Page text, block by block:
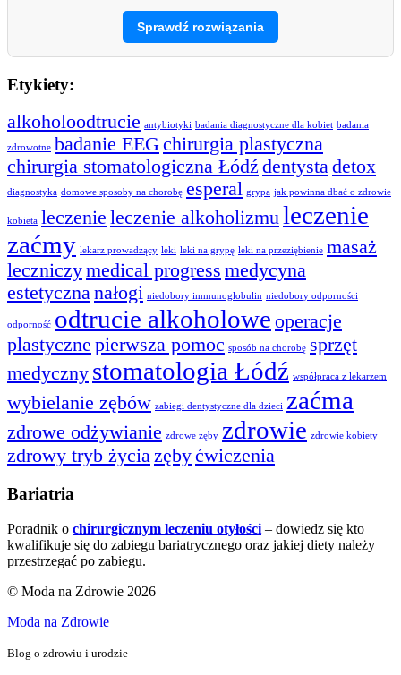
Sprawdź rozwiązania
Etykiety:
alkoholoodtrucie antybiotyki badania diagnostyczne dla kobiet badania
zdrowotne badanie EEGchirurgia plastyczna
chirurgia stomatologiczna Łódź dentystadetox
diagnostyka domowe sposoby na chorobę esperal grypa jak powinna dbać o zdrowie
kobieta leczenie leczenie alkoholizmuleczenie
zaćmy lekarz prowadzący leki leki na grypę leki na przeziębienie masaż
leczniczymedical progress medycyna
estetycznanałogi niedobory immunoglobulin niedobory odporności
odporność odtrucie alkoholowe operacje
plastyczne pierwsza pomoc sposób na chorobę sprzęt
medyczny stomatologia Łódź współpraca z lekarzem
wybielanie zębów zabiegi dentystyczne dla dzieci zaćma
zdrowe odżywianie zdrowe zęby zdrowie zdrowie kobiety
zdrowy tryb życiazębyćwiczenia
Bariatria
Poradnik o chirurgicznym leczeniu otyłości – dowiedz się kto
kwalifikuje się do zabiegu bariatrycznego oraz jakiej diety należy
przestrzegać po zabiegu.
© Moda na Zdrowie 2026
Moda na Zdrowie
Blog o zdrowiu i urodzie